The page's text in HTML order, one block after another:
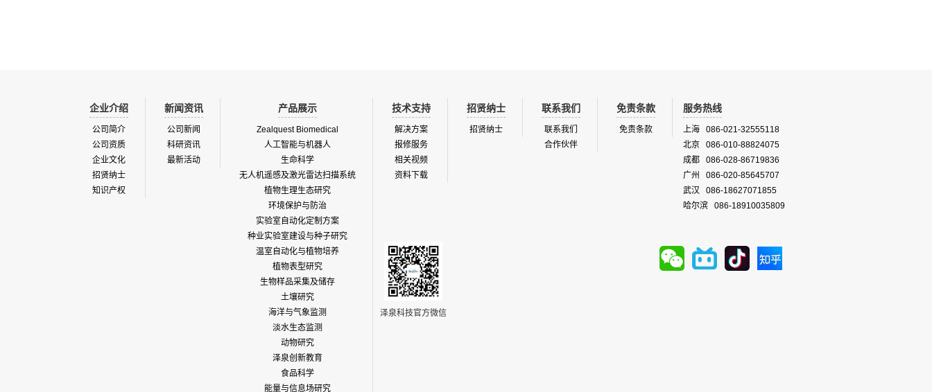
企业介绍
公司简介
公司资质
企业文化
招贤纳士
知识产权
新闻资讯
公司新闻
科研资讯
最新活动
产品展示
Zealquest Biomedical
人工智能与机器人
生命科学
无人机遥感及激光雷达扫描系统
植物生理生态研究
环境保护与防治
实验室自动化定制方案
种业实验室建设与种子研究
温室自动化与植物培养
植物表型研究
生物样品采集及储存
土壤研究
海洋与气象监测
淡水生态监测
动物研究
泽泉创新教育
食品科学
能量与信息场研究
技术支持
解决方案
报修服务
相关视频
资料下载
招贤纳士
招贤纳士
联系我们
联系我们
合作伙伴
免责条款
免责条款
服务热线
上海 086-021-32555118
北京 086-010-88824075
成都 086-028-86719836
广州 086-020-85645707
武汉 086-18627071855
哈尔滨 086-18910035809
泽泉科技官方微信